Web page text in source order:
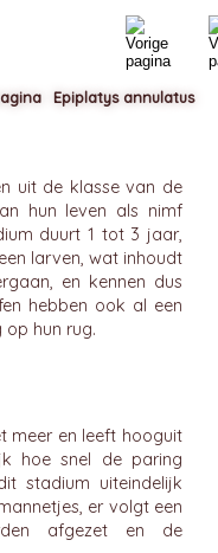
uit de klasse van de
hun leven als nimf
duurt 1 tot 3 jaar,
larven, wat inhoudt
en kennen dus
hebben ook al een
hun rug.
meer en leeft hooguit
hoe snel de paring
stadium uiteindelijk
er volgt een
afgezet en de
Epiplatys annulatus